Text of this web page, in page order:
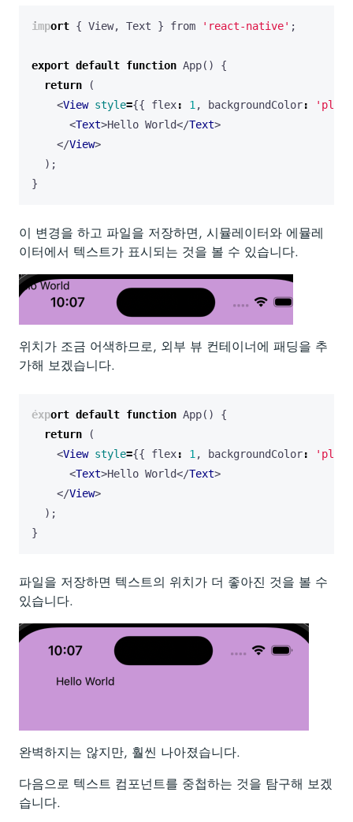
import { View, Text } from 'react-native' ;
export default function App()
{
return
(
<View style={{ flex: 1, backgroundColor:
'plum'
<Text>Hello World</Text>
</View>
);
}
이 변경을 하고 파일을 저장하면, 시뮬레이터와 에뮬레
이터에서 텍스트가 표시되는 것을 볼 수 있습니다.
위치가 조금 어색하므로, 외부 뷰 컨테이너에 패딩을 추
가해 보겠습니다.
export default function App()
{
return
(
<View style={{ flex: 1, backgroundColor:
'plum'
<Text>Hello World</Text>
</View>
);
}
파일을 저장하면 텍스트의 위치가 더 좋아진 것을 볼 수
있습니다.
완벽하지는 않지만, 훨씬 나아졌습니다.
다음으로 텍스트 컴포넌트를 중첩하는 것을 탐구해 보겠
습니다.